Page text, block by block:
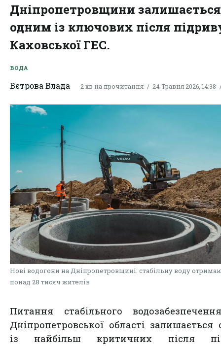
Дніпропетровщини залишається
одним із ключових після
Каховської ГЕС.
ВОДА
Вєтрова Влада 2 хв на прочитання 24 Травня 2026, 14:38
Нові водогони на Дніпропетровщині: стабільну воду
понад 28 тисяч жителів
Питання стабільного
Дніпропетровської області
із найбільш критичних після